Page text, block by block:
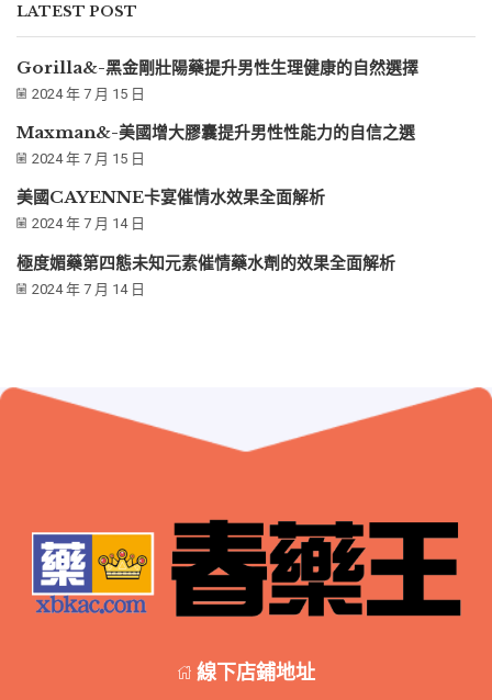
LATEST POST
Gorilla&-黑金剛壯陽藥提升男性生理健康的自然選擇
2024 年 7 月 15 日
Maxman&-美國增大膠囊提升男性性能力的自信之選
2024 年 7 月 15 日
美國CAYENNE卡宴催情水效果全面解析
2024 年 7 月 14 日
極度媚藥第四態未知元素催情藥水劑的效果全面解析
2024 年 7 月 14 日
線下店鋪地址